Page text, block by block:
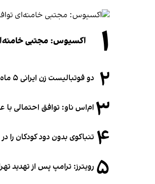
۱ اکسیوس: مجتبی
۲ دو فوتبالیست زن ایرانی ۵ ماه پس از پناهندگی، شهروند استرالیا شدند
۳ ام‌اس ناو: توافق احتمالی با
۴ تنباکوی بدون دود کودکان را
۵ رویترز: ترامپ پس از تهدید